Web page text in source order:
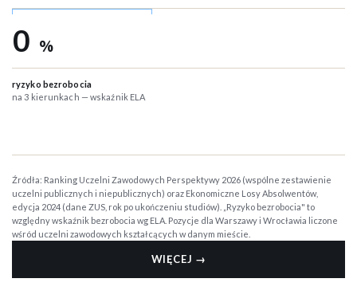
0 %
ryzyko bezrobocia
na 3 kierunkach — wskaźnik ELA
Źródła: Ranking Uczelni Zawodowych Perspektywy 2026 (wspólne zestawienie
uczelni publicznych i niepublicznych) oraz Ekonomiczne Losy Absolwentów,
edycja 2024 (dane ZUS, rok po ukończeniu studiów). „Ryzyko bezrobocia" to
względny wskaźnik bezrobocia wg ELA. Pozycje dla Warszawy i Wrocławia liczone
wśród uczelni zawodowych kształcących w danym mieście.
WIĘCEJ →